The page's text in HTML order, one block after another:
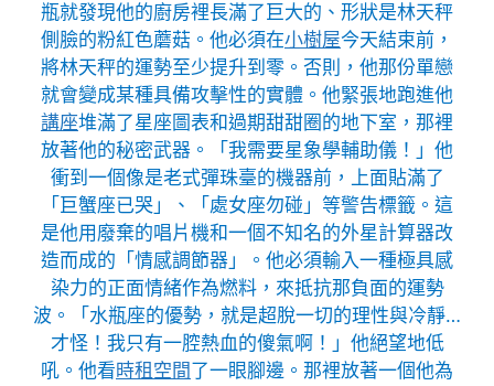
瓶就發現他的廚房裡長滿了巨大的、形狀是林天秤
側臉的粉紅色蘑菇。他必須在小樹屋今天結束前，
將林天秤的運勢至少提升到零。否則，他那份單戀
就會變成某種具備攻擊性的實體。他緊張地跑進他
講座堆滿了星座圖表和過期甜甜圈的地下室，那裡
放著他的秘密武器。「我需要星象學輔助儀！」他
衝到一個像是老式彈珠臺的機器前，上面貼滿了
「巨蟹座已哭」、「處女座勿碰」等警告標籤。這
是他用廢棄的唱片機和一個不知名的外星計算器改
造而成的「情感調節器」。他必須輸入一種極具感
染力的正面情緒作為燃料，來抵抗那負面的運勢
波。「水瓶座的優勢，就是超脫一切的理性與冷靜…
才怪！我只有一腔熱血的傻氣啊！」他絕望地低
吼。他看時租空間了一眼腳邊。那裡放著一個他為